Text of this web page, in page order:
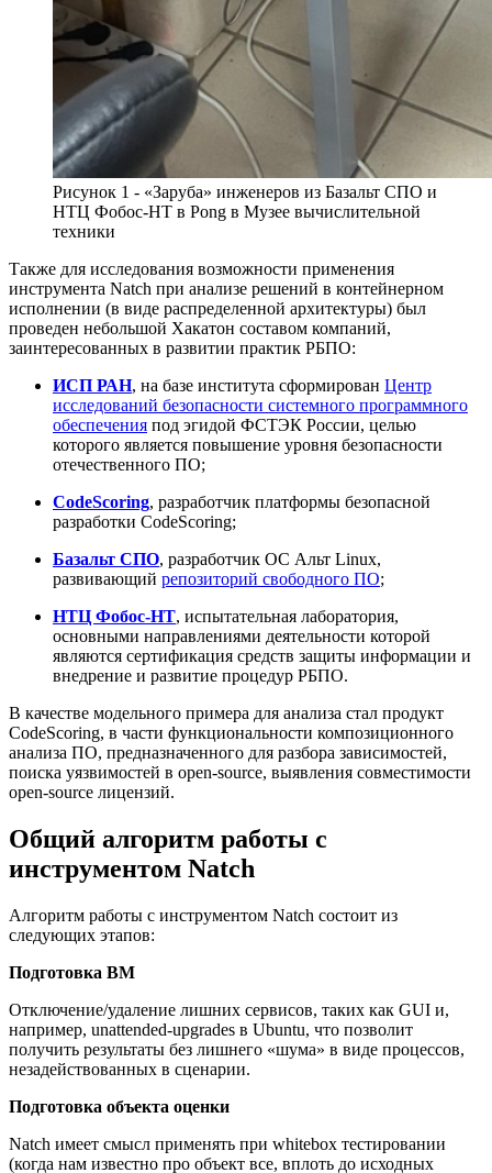
Рисунок 1 - «Заруба» инженеров из Базальт СПО и
НТЦ Фобос-НТ в Pong в Музее вычислительной
техники
Также для исследования возможности применения
инструмента Natch при анализе решений в контейнерном
исполнении (в виде распределенной архитектуры) был
проведен небольшой Хакатон составом компаний,
заинтересованных в развитии практик РБПО:
ИСП РАН, на базе института сформирован Центр
исследований безопасности системного программного
обеспечения под эгидой ФСТЭК России, целью
которого является повышение уровня безопасности
отечественного ПО;
CodeScoring, разработчик платформы безопасной
разработки CodeScoring;
Базальт СПО, разработчик ОС Альт Linux,
развивающий репозиторий свободного ПО;
НТЦ Фобос‑НТ, испытательная лаборатория,
основными направлениями деятельности которой
являются сертификация средств защиты информации и
внедрение и развитие процедур РБПО.
В качестве модельного примера для анализа стал продукт
CodeScoring, в части функциональности композиционного
анализа ПО, предназначенного для разбора зависимостей,
поиска уязвимостей в open-source, выявления совместимости
open-source лицензий.
Общий алгоритм работы с
инструментом Natch
Алгоритм работы с инструментом Natch состоит из
следующих этапов:
Подготовка ВМ
Отключение/удаление лишних сервисов, таких как GUI и,
например, unattended-upgrades в Ubuntu, что позволит
получить результаты без лишнего «шума» в виде процессов,
незадействованных в сценарии.
Подготовка объекта оценки
Natch имеет смысл применять при whitebox тестировании
(когда нам известно про объект все, вплоть до исходных